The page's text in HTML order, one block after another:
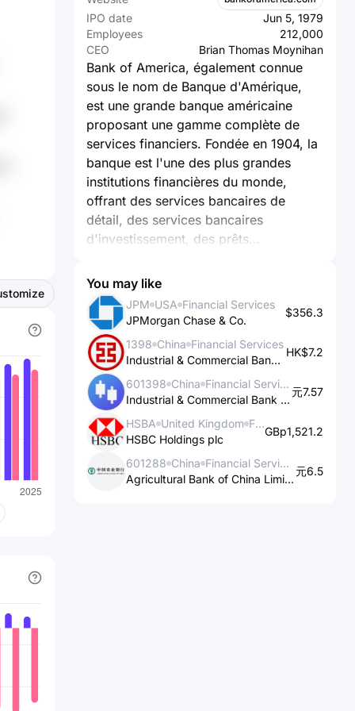
IPO date
Jun 5, 1979
Employees
212,000
CEO
Brian Thomas Moynihan
Bank of America, également connue
sous le nom de Banque d'Amérique,
est une grande banque américaine
proposant une gamme complète de
services financiers. Fondée en 1904, la
banque est l'une des plus grandes
institutions financières du monde,
offrant des services bancaires de
détail, des services bancaires
d'investissement, des prêts
de patrimoine, des services de cartes
de crédit et d'autres produits et
services financiers.
Voici quelques points clés concernant
Bank of America :
1. Services bancaires de détail : Bank
of America propose des services
bancaires de détail aux particuliers et
aux petites entreprises. Cela inclut les
comptes courants, les comptes
You may like
JPM USA Financial Services
JPMorgan Chase & Co.
$356.3
1398 China Financial Services
Industrial & Commercial Bank of China Ltd.
HK$7.2
601398 China
Financial Services
Industrial & Commercial Bank of China Ltd.
元7.57
HSBA United Kingdom
Financial Services
HSBC Holdings plc
GBp1,521.2
601288 China
Financial Services
Agricultural Bank of China Limited
元6.5